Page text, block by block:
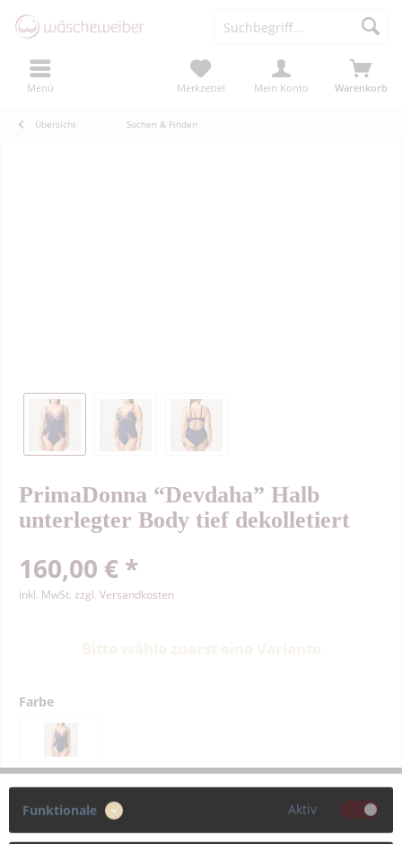
Menü Warenkorb
Merkzettel Mein Konto
Übersicht Suchen & Finden
PrimaDonna “Devdaha” Halb
unterlegter Body tief dekolletiert
160,00 € *
inkl. MwSt. zzgl. Versandkosten
Farbe
Größe
75 80 85 90
Funktionale Aktiv